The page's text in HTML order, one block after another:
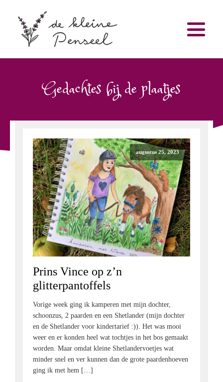
Gedachtes bij de plaatjes
augustus 25, 2023
Prins Vince op z’n
glitterpantoffels
Vorige week ging ik kamperen met mijn dochter,
schoonzus, 2 paarden en een Shetlander (mijn dochter
en de Shetlander voor kindertarief :)). Het was mooi
weer en er konden heel wat tochtjes in het bos gemaakt
worden. Maar omdat kleine Shetlandervoetjes wat
minder snel en ver kunnen dan de grote paardenhoeven
ging ik met hem […]